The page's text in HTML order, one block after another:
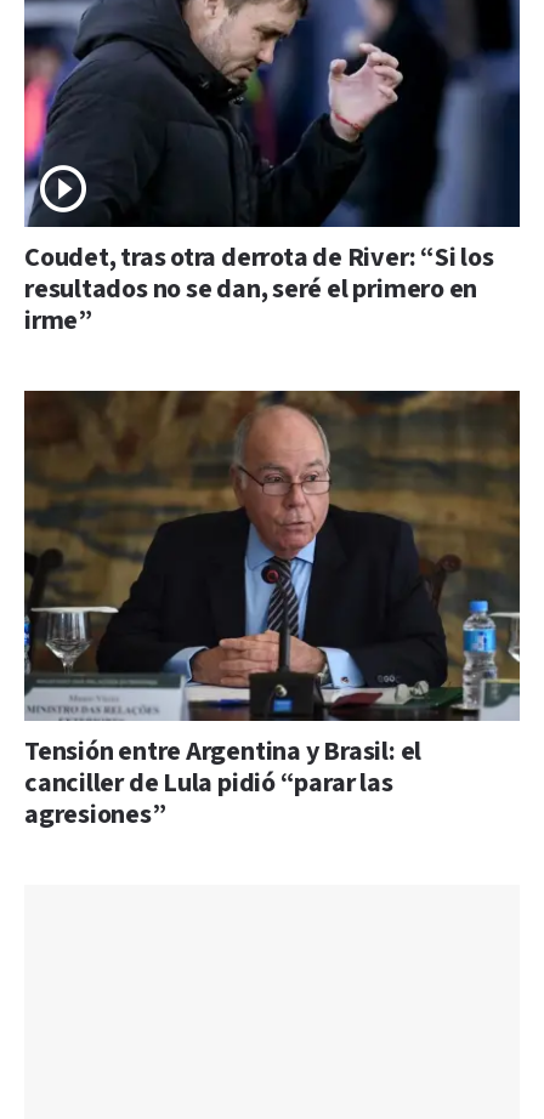
Coudet, tras otra derrota de River: “Si los
resultados no se dan, seré el primero en
irme”
Tensión entre Argentina y Brasil: el
canciller de Lula pidió “parar las
agresiones”